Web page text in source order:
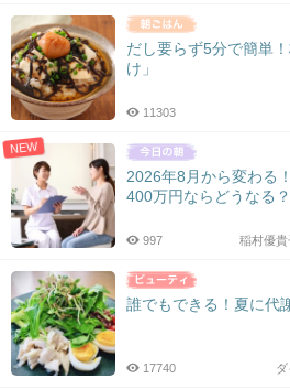
だし要らず5分で簡単
け」
11303
NEW
2026年8月から変わる
400万円ならどうなる？
稲村優貴
997
誰でもできる！夏に代
17740